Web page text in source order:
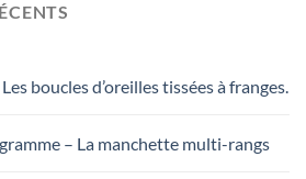
Les boucles d’oreilles tissées à franges.
– La manchette multi-rangs